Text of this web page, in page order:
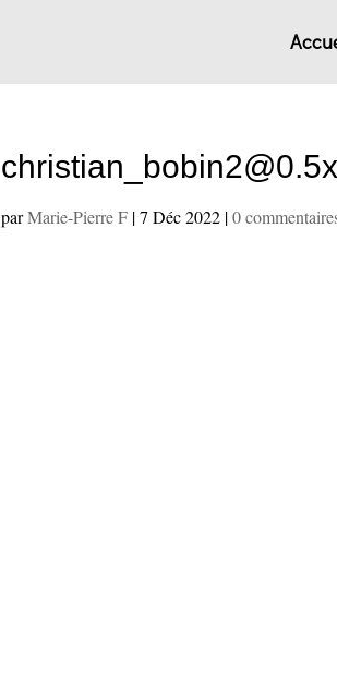
christian_bobin2@0.5x
parMarie-Pierre F |7 Déc 2022 |0